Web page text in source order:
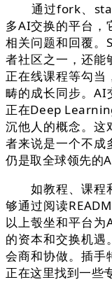
通过fork、star
多AI交换的平台，
相关问题和回覆
者社区之一，还能
正在线课程等勾当
畴的成长同步。AI
正在Deep
沉他人的概念。这
者来说是一个不成
仍是取全球领先的
如教程、课程和
够通过阅读
以上彀坐和平台为
的资本和交换机遇
会商和协做。插手
正在这里找到一些